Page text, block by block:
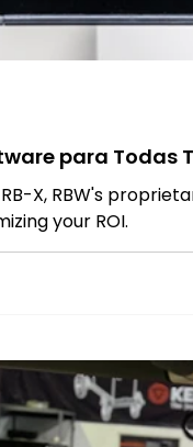
para
X, RBW's
your ROI.